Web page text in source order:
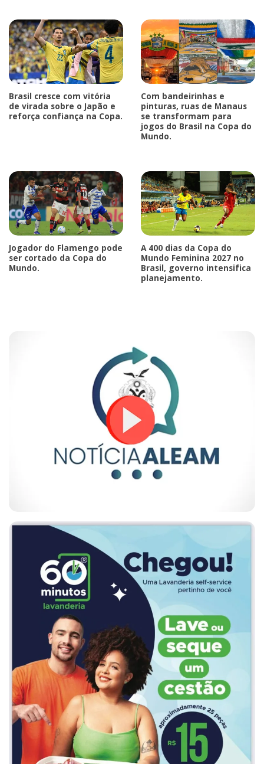
Brasil cresce com vitória
de virada sobre o Japão e
reforça confiança na Copa.
Com bandeirinhas e
pinturas, ruas de Manaus
se transformam para
jogos do Brasil na Copa do
Mundo.
Jogador do Flamengo pode
ser cortado da Copa do
Mundo.
A 400 dias da Copa do
Mundo Feminina 2027 no
Brasil, governo intensifica
planejamento.